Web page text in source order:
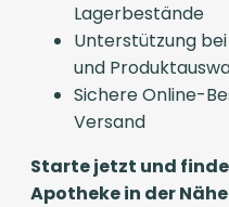
Lagerbestände
Unterstützung
und
Sichere Online-
Versand
Starte jetzt und
Apotheke in der